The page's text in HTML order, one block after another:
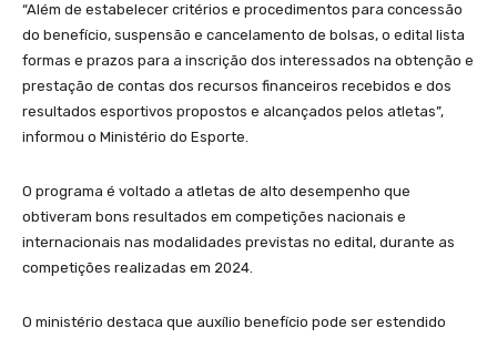
“Além de estabelecer critérios e procedimentos para concessão
do benefício, suspensão e cancelamento de bolsas, o edital lista
formas e prazos para a inscrição dos interessados na obtenção e
prestação de contas dos recursos financeiros recebidos e dos
resultados esportivos propostos e alcançados pelos atletas”,
informou o Ministério do Esporte.
O programa é voltado a atletas de alto desempenho que
obtiveram bons resultados em competições nacionais e
internacionais nas modalidades previstas no edital, durante as
competições realizadas em 2024.
O ministério destaca que auxílio benefício pode ser estendido